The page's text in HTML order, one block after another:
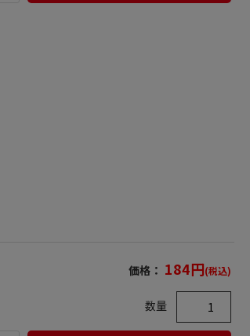
価格： 184円(税込)
数量